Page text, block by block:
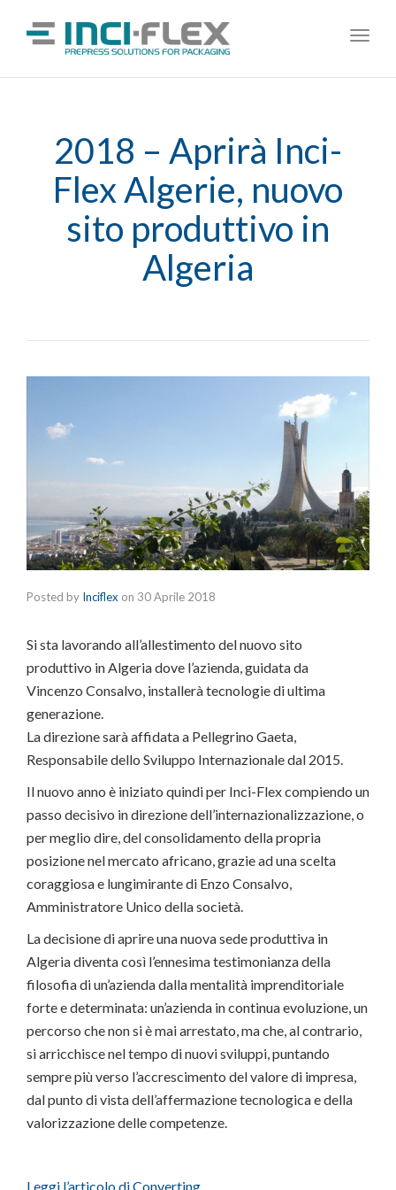
2018 – Aprirà Inci-
Flex Algerie, nuovo
sito produttivo in
Algeria
Posted by Inciflex on 30 Aprile 2018
Si sta lavorando all’allestimento del nuovo sito
produttivo in Algeria dove l’azienda, guidata da
Vincenzo Consalvo, installerà tecnologie di ultima
generazione.
La direzione sarà affidata a Pellegrino Gaeta,
Responsabile dello Sviluppo Internazionale dal 2015.
Il nuovo anno è iniziato quindi per Inci-Flex compiendo un
passo decisivo in direzione dell’internazionalizzazione, o
per meglio dire, del consolidamento della propria
posizione nel mercato africano, grazie ad una scelta
coraggiosa e lungimirante di Enzo Consalvo,
Amministratore Unico della società.
La decisione di aprire una nuova sede produttiva in
Algeria diventa così l’ennesima testimonianza della
filosofia di un’azienda dalla mentalità imprenditoriale
forte e determinata: un’azienda in continua evoluzione, un
percorso che non si è mai arrestato, ma che, al contrario,
si arricchisce nel tempo di nuovi sviluppi, puntando
sempre più verso l’accrescimento del valore di impresa,
dal punto di vista dell’affermazione tecnologica e della
valorizzazione delle competenze.
Leggi l’articolo di Converting